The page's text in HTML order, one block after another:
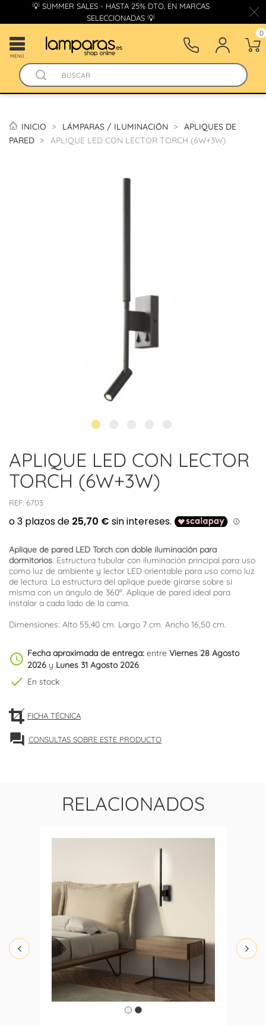
💡 SUMMER SALES - HASTA 25% DTO. EN MARCAS
SELECCIONADAS 💡
MENÚ
0
INICIO LÁMPARAS / ILUMINACIÓN
APLIQUES DE
PARED
APLIQUE LED CON LECTOR TORCH (6W+3W)
APLIQUE LED CON LECTOR
TORCH (6W+3W)
REF: 6703
Aplique de pared LED Torch con doble iluminación para
dormitorios. Estructura tubular con iluminación principal para uso
como luz de ambiente y lector LED orientable para uso como luz
de lectura. La estructura del aplique puede girarse sobre sí
misma con un ángulo de 360º. Aplique de pared ideal para
instalar a cada lado de la cama.
Dimensiones: Alto 55,40 cm. Largo 7 cm. Ancho 16,50 cm.
schedule Fecha aproximada de entrega: entre Viernes 28 Agosto
2026 y Lunes 31 Agosto 2026
check En stock
FICHA TÉCNICA
forum CONSULTAS SOBRE ESTE PRODUCTO
RELACIONADOS